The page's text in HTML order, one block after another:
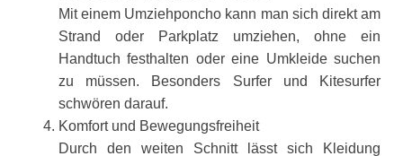
Mit einem Umziehponcho kann man sich direkt am
Strand oder Parkplatz umziehen, ohne ein
Handtuch festhalten oder eine Umkleide suchen
zu müssen. Besonders Surfer und Kitesurfer
schwören darauf.
Komfort und Bewegungsfreiheit
Durch den weiten Schnitt lässt sich Kleidung